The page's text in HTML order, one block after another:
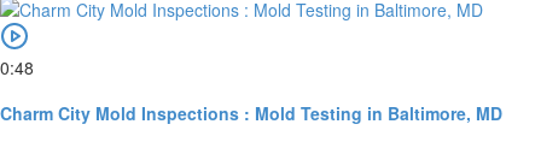
0:48
Charm City Mold Inspections : Mold Testing in Baltimore, MD